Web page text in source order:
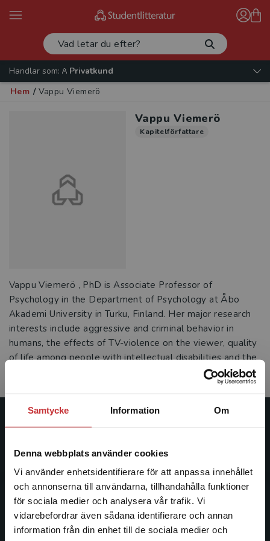
Samtycke Information Om
Denna webbplats använder cookies
Vi använder enhetsidentifierare för att anpassa innehållet
och annonserna till användarna, tillhandahålla funktioner
för sociala medier och analysera vår trafik. Vi
vidarebefordrar även sådana identifierare och annan
information från din enhet till de sociala medier och
Begränsad fraktregion
Handlar som:
Privatkund
Hem / Vappu Viemerö
Vappu Viemerö
Kapitelförfattare
Vappu Viemerö , PhD is Associate Professor of
Psychology in the Department of Psychology at Åbo
Akademi University in Turku, Finland. Her major research
interests include aggressive and criminal behavior in
humans, the effects of TV-violence on the viewer, quality
of life among people with intellectual disabilities and the
psychosocial welfare of physically disabled people.
Studentlitteratur
Studentlitteratur grundades 1963 och är idag Sveriges
ledande utbildningsförlag. Med läromedel, kurslitteratur,
facklitteratur, utbildningar och digitala
informationstjänster i utbudet, finns Studentlitteratur med
längs hela kunskapsresan.